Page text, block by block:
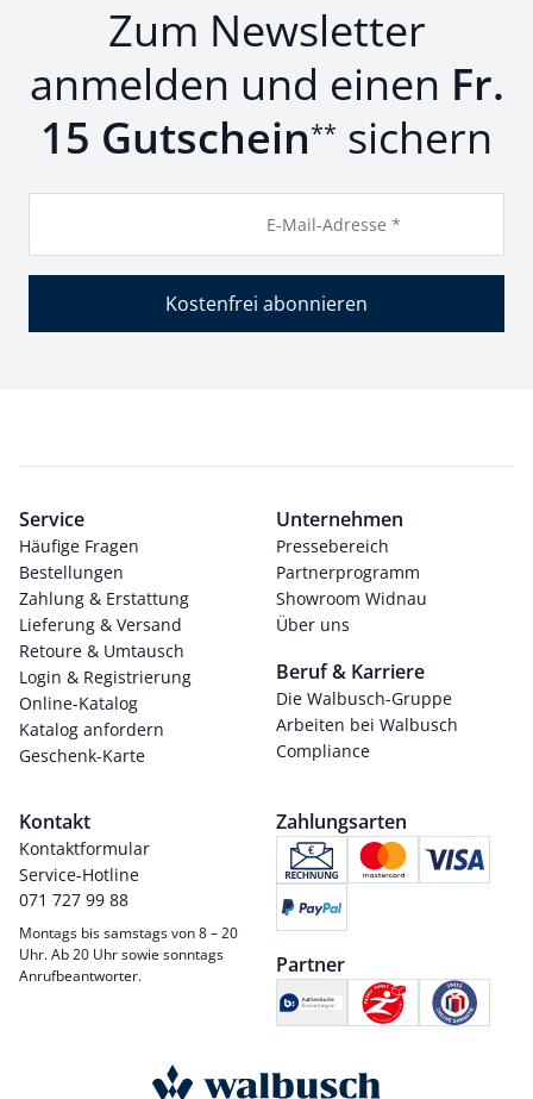
Zum Newsletter
anmelden und einen Fr.
15 Gutschein** sichern
E-Mail-Adresse *
Kostenfrei abonnieren
Service
Häufige Fragen
Bestellungen
Zahlung & Erstattung
Lieferung & Versand
Retoure & Umtausch
Login & Registrierung
Online-Katalog
Katalog anfordern
Geschenk-Karte
Unternehmen
Pressebereich
Partnerprogramm
Showroom Widnau
Über uns
Beruf & Karriere
Die Walbusch-Gruppe
Arbeiten bei Walbusch
Compliance
Kontakt
Kontaktformular
Service-Hotline
071 727 99 88
Montags bis samstags von 8 – 20
Uhr. Ab 20 Uhr sowie sonntags
Anrufbeantworter.
Zahlungsarten
Partner